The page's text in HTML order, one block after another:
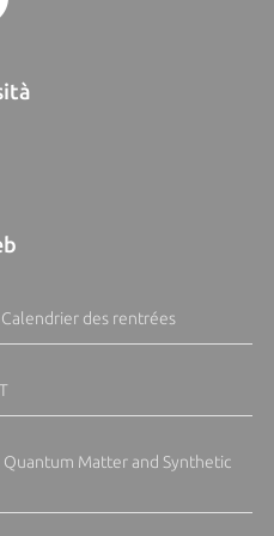
des rentrées
Matter and Synthetic